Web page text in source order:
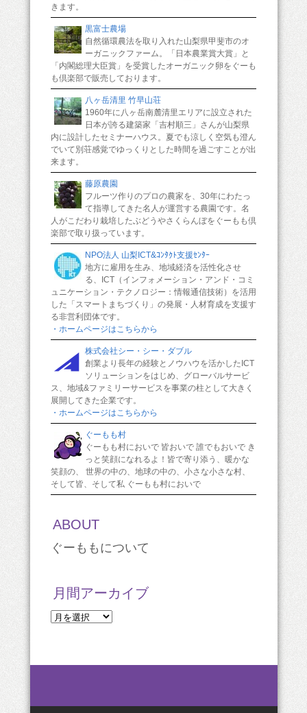
きます。
黒富士農場
自然循環農法を取り入れた山梨県甲斐市のオ
ーガニックファーム。「日本農業賞大賞」と
「内閣総理大臣賞」を受賞したオーガニック卵をぐーも
も倶楽部で販売しております。
八ヶ岳清里 竹早山荘
1960年に八ヶ岳南麓清里エリアに設立された
日本が誇る建築家「吉村順三」さんが山梨県
内に設計したセミナーハウス。夏でも涼しく空気も澄ん
でいて別荘感覚でゆっくりとした時間を過ごすことが出
来ます。
藤原農園
フルーツ作りのプロの農家を、30年にわたっ
て指導してきた名人が運営する農園です。名
人がこだわり栽培したぶどうやさくらんぼをぐーもも倶
楽部で取り扱っています。
NPO法人 山梨ICT&ｺﾝﾀｸﾄ支援ｾﾝﾀｰ
地方に雇用を生み、地域経済を活性化させ
る、ICT（インフォメーション・アンド・コミ
ュニケーション・テクノロジー：情報通信技術）を活用
した「スマートまちづくり」の発展・人材育成を支援す
る非営利団体です。
・ホームページはこちらから
株式会社シー・シー・ダブル
創業より長年の経験とノウハウを活かしたICT
ソリューションをはじめ、グローバルサービ
ス、地域&ファミリーサービスを事業の柱として大きく
展開してきた企業です。
・ホームページはこちらから
ぐーもも村
ぐーもも村においで 皆おいで 誰でもおいで き
っと笑顔になれるよ！皆で寄り添う、暖かな
笑顔の、 世界の中の、地球の中の、小さな小さな村、
そして皆、そして私 ぐーもも村においで
ABOUT
ぐーももについて
月間アーカイブ
月
カ